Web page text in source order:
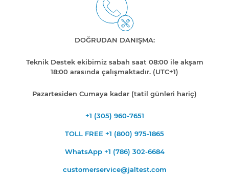
DOĞRUDAN DANIŞMA:
Teknik Destek ekibimiz sabah saat 08:00 ile akşam
18:00 arasında çalışmaktadır. (UTC+1)
Pazartesiden Cumaya kadar (tatil günleri hariç)
+1 (305) 960-7651
TOLL FREE +1 (800) 975-1865
WhatsApp +1 (786) 302-6684
customerservice@jaltest.com